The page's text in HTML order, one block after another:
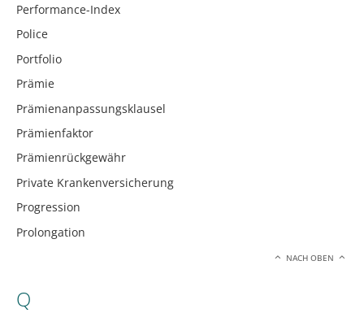
Performance-Index
Police
Portfolio
Prämie
Prämienanpassungsklausel
Prämienfaktor
Prämienrückgewähr
Private Krankenversicherung
Progression
Prolongation
NACH OBEN
Q